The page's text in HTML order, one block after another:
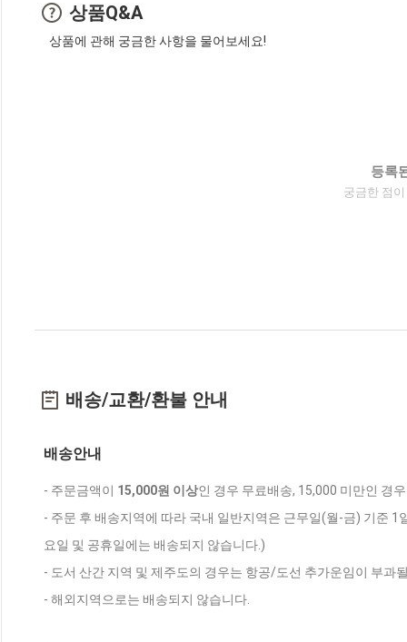
상품Q&A
상품에 관해 궁금한 사항을 물어보세요!
등록
궁금한 점
배송/교환/환불 안내
배송안내
- 주문금액이 15,000원 이상인 경우 무료배송, 15,000 미만인 경
- 주문 후 배송지역에 따라 국내 일반지역은 근무일(월-금) 기준
요일 및 공휴일에는 배송되지 않습니다.)
- 도서 산간 지역 및 제주도의 경우는 항공/도선 추가운임이 부과
- 해외지역으로는 배송되지 않습니다.